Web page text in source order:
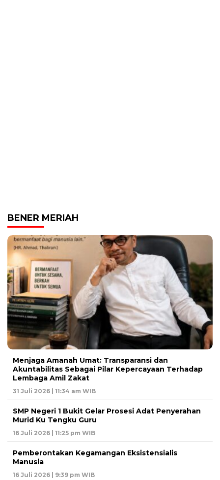
BENER MERIAH
Menjaga Amanah Umat: Transparansi dan
Akuntabilitas Sebagai Pilar Kepercayaan Terhadap
Lembaga Amil Zakat
31 Juli 2026 | 11:34 am WIB
SMP Negeri 1 Bukit Gelar Prosesi Adat Penyerahan
Murid Ku Tengku Guru
16 Juli 2026 | 11:25 pm WIB
Pemberontakan Kegamangan Eksistensialis
Manusia
16 Juli 2026 | 9:39 pm WIB